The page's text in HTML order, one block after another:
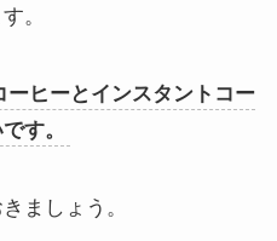
。
ヒーとインスタントコー
す。
ましょう。